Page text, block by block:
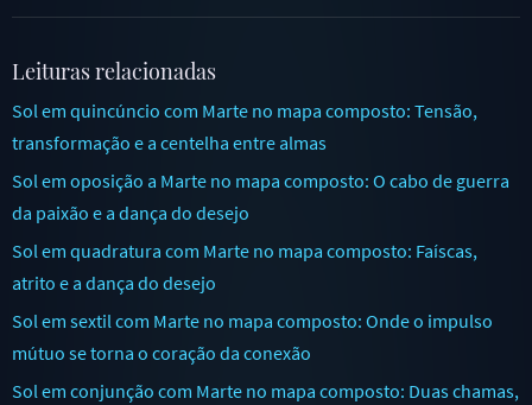
Leituras relacionadas
Sol em quincúncio com Marte no mapa composto: Tensão,
transformação e a centelha entre almas
Sol em oposição a Marte no mapa composto: O cabo de guerra
da paixão e a dança do desejo
Sol em quadratura com Marte no mapa composto: Faíscas,
atrito e a dança do desejo
Sol em sextil com Marte no mapa composto: Onde o impulso
mútuo se torna o coração da conexão
Sol em conjunção com Marte no mapa composto: Duas chamas,